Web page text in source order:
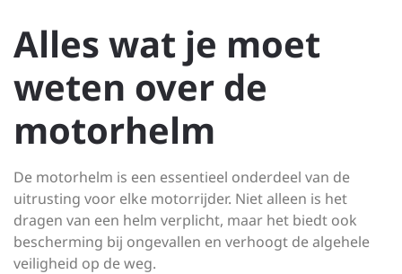
Alles wat je moet
weten over de
motorhelm
De motorhelm is een essentieel onderdeel van de
uitrusting voor elke motorrijder. Niet alleen is het
dragen van een helm verplicht, maar het biedt ook
bescherming bij ongevallen en verhoogt de algehele
veiligheid op de weg.